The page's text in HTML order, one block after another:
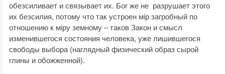
обезсиливает и связывает их. Бог же не разрушает этого
их безсилия, потому что так устроен мiр загробный по
отношению к мiру земному ‒ таков Закон и смысл
изменившегося состояния человека, уже лишившегося
свободы выбора (наглядный физический образ сырой
глины и обожженной).